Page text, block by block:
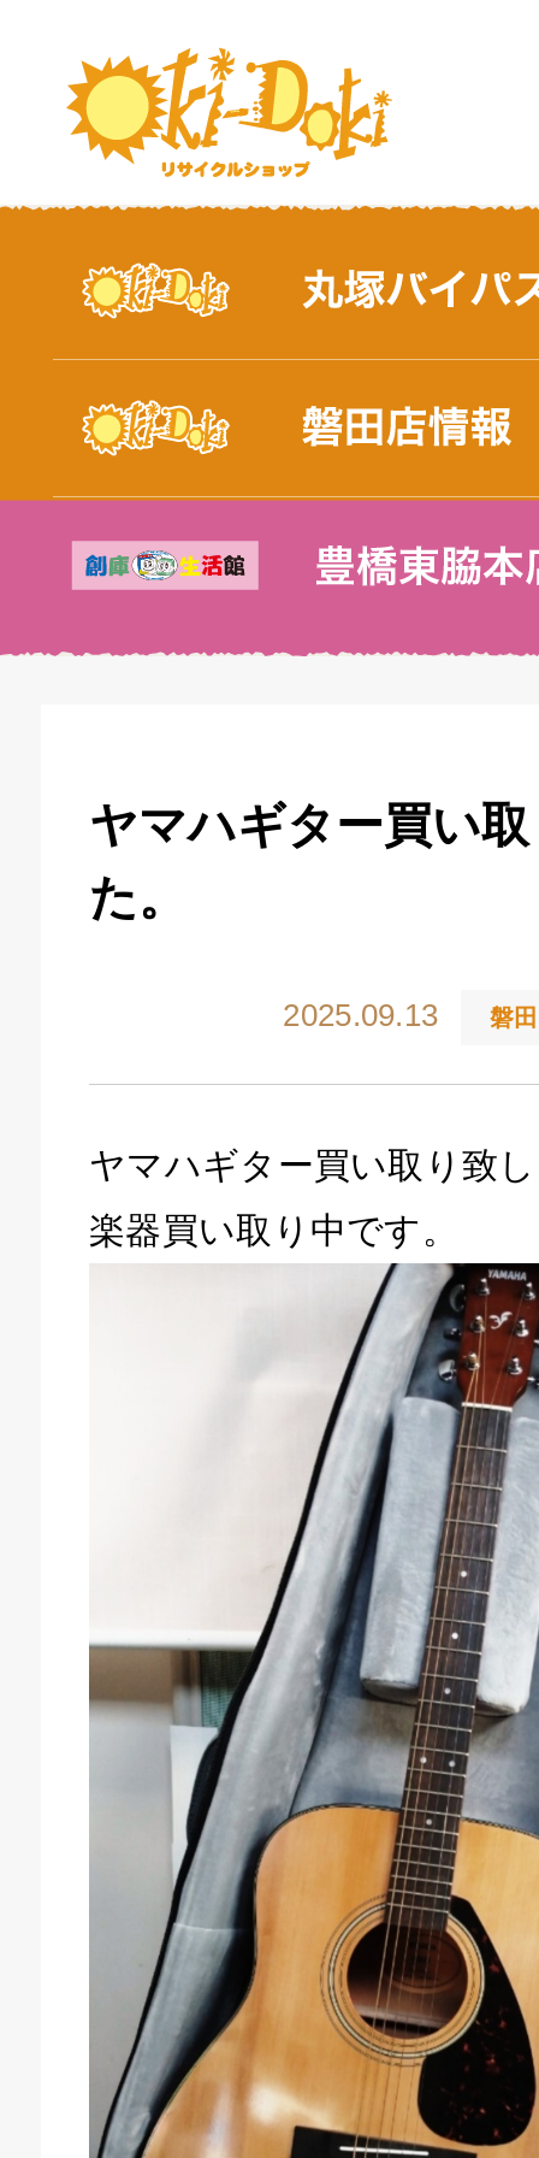
ヤマハギター買い
た。
2025.09.13 磐
ヤマハギター買い取り致
楽器買い取り中です。
生活館 豊橋東脇本店